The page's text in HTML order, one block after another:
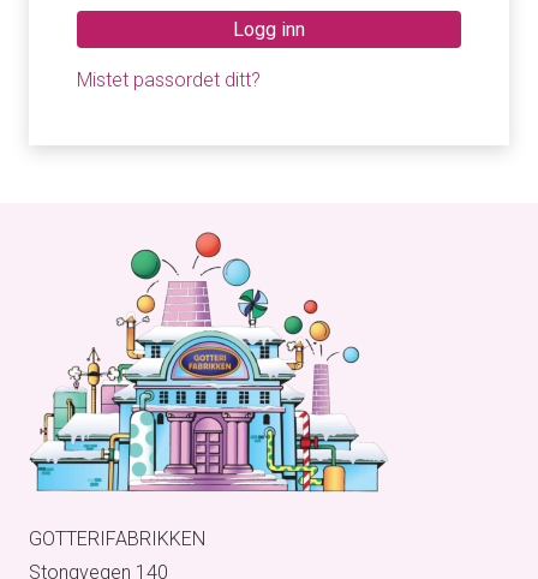
Logg inn
Mistet passordet ditt?
GOTTERIFABRIKKEN
Stongvegen 140